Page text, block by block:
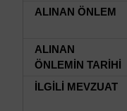
ALINAN ÖNLEM
ALINAN
ÖNLEMİN TARİHİ
İLGİLİ MEVZUAT